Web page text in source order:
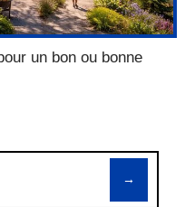
un bon ou bonne